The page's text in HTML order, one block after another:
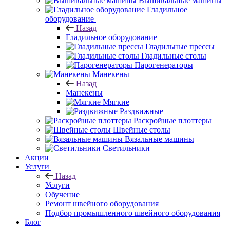
Гладильное
оборудование
Назад
Гладильное оборудование
Гладильные прессы
Гладильные столы
Парогенераторы
Манекены
Назад
Манекены
Мягкие
Раздвижные
Раскройные плоттеры
Швейные столы
Вязальные машины
Светильники
Акции
Услуги
Назад
Услуги
Обучение
Ремонт швейного оборудования
Подбор промышленного швейного оборудования
Блог